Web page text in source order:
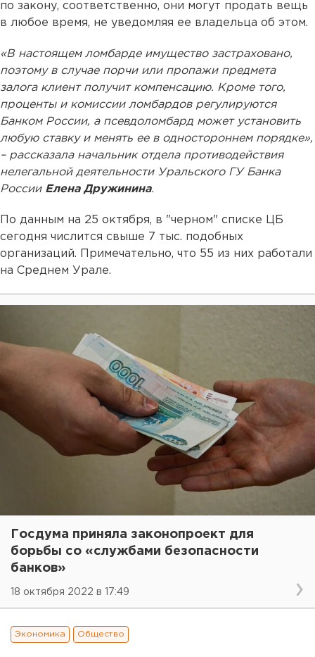
по закону, соответственно, они могут продать вещь
в любое время, не уведомляя ее владельца об этом.
«В настоящем ломбарде имущество застраховано,
поэтому в случае порчи или пропажи предмета
залога клиент получит компенсацию. Кроме того,
проценты и комиссии ломбардов регулируются
Банком России, а псевдоломбард может установить
любую ставку и менять ее в одностороннем порядке»,
– рассказала начальник отдела противодействия
нелегальной деятельности Уральского ГУ Банка
России Елена Дружинина.
По данным на 25 октября, в "черном" списке ЦБ
сегодня числится свыше 7 тыс. подобных
организаций. Примечательно, что 55 из них работали
на Среднем Урале.
Госдума приняла законопроект для
борьбы со «службами безопасности
банков»
18 октября 2022 в 17:49
Экономика Общество